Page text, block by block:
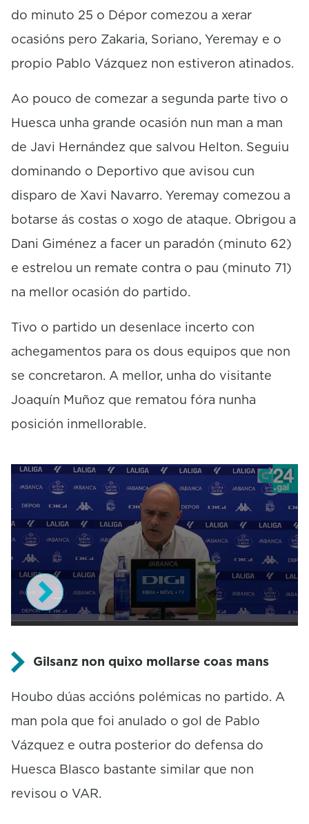
do minuto 25 o Dépor comezou a xerar
ocasións pero Zakaria, Soriano, Yeremay e o
propio Pablo Vázquez non estiveron atinados.
Ao pouco de comezar a segunda parte tivo o
Huesca unha grande ocasión nun man a man
de Javi Hernández que salvou Helton. Seguiu
dominando o Deportivo que avisou cun
disparo de Xavi Navarro. Yeremay comezou a
botarse ás costas o xogo de ataque. Obrigou a
Dani Giménez a facer un paradón (minuto 62)
e estrelou un remate contra o pau (minuto 71)
na mellor ocasión do partido.
Tivo o partido un desenlace incerto con
achegamentos para os dous equipos que non
se concretaron. A mellor, unha do visitante
Joaquín Muñoz que rematou fóra nunha
posición inmellorable.
e
c
n
s
0
s
e
Gilsanz non quixo mollarse coas mans
Houbo dúas accións polémicas no partido. A
man pola que foi anulado o gol de Pablo
Vázquez e outra posterior do defensa do
Huesca Blasco bastante similar que non
revisou o VAR.